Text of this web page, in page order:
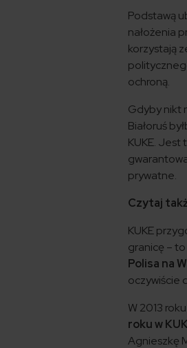
Podstawą
nałożenia
korzystają
ochroną.
Gdyby nikt
Białoruś
KUKE. Jest
prywatne.
Czytaj
KUKE
granicę –
Polisa na
oczywiście
W 2013
roku w
Agnieszkę